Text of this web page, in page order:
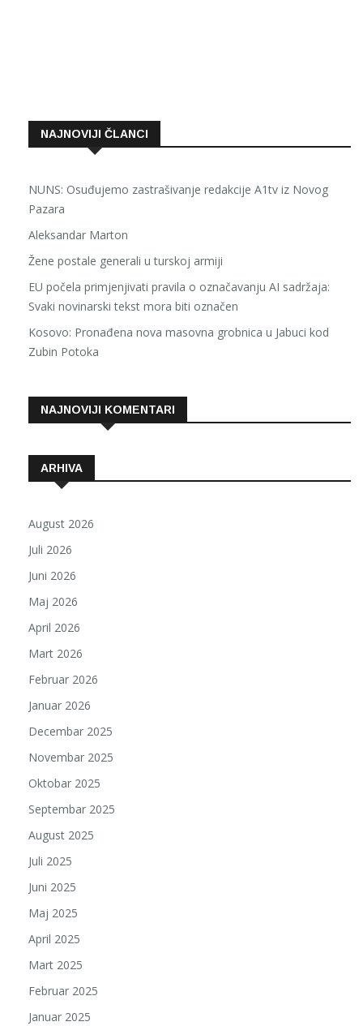
NAJNOVIJI ČLANCI
NUNS: Osuđujemo zastrašivanje redakcije A1tv iz Novog
Pazara
Aleksandar Marton
Žene postale generali u turskoj armiji
EU počela primjenjivati pravila o označavanju AI sadržaja:
Svaki novinarski tekst mora biti označen
Kosovo: Pronađena nova masovna grobnica u Jabuci kod
Zubin Potoka
NAJNOVIJI KOMENTARI
ARHIVA
August 2026
Juli 2026
Juni 2026
Maj 2026
April 2026
Mart 2026
Februar 2026
Januar 2026
Decembar 2025
Novembar 2025
Oktobar 2025
Septembar 2025
August 2025
Juli 2025
Juni 2025
Maj 2025
April 2025
Mart 2025
Februar 2025
Januar 2025